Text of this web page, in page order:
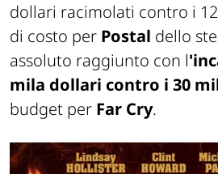
dollari racimolati contro i
di costo per Postal dello
assoluto raggiunto con l
mila dollari contro i 30
budget per Far Cry.